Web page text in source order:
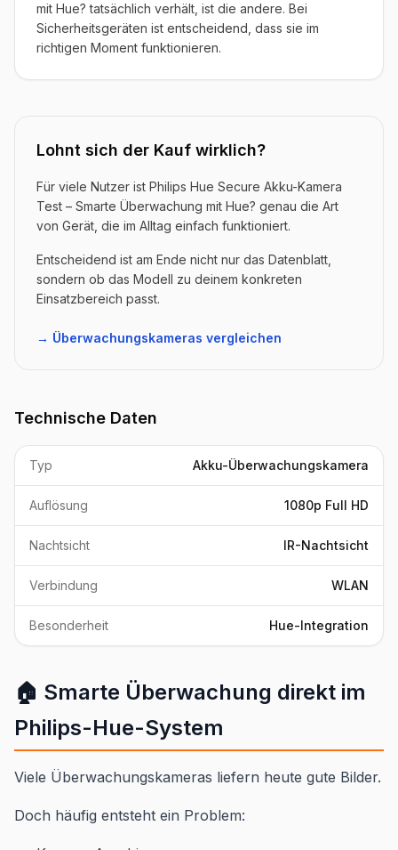
mit Hue? tatsächlich verhält, ist die andere. Bei
Sicherheitsgeräten ist entscheidend, dass sie im
richtigen Moment funktionieren.
Lohnt sich der Kauf wirklich?
Für viele Nutzer ist Philips Hue Secure Akku-Kamera
Test – Smarte Überwachung mit Hue? genau die Art
von Gerät, die im Alltag einfach funktioniert.
Entscheidend ist am Ende nicht nur das Datenblatt,
sondern ob das Modell zu deinem konkreten
Einsatzbereich passt.
→ Überwachungskameras vergleichen
Technische Daten
Typ Akku-Überwachungskamera
Auflösung 1080p Full HD
Nachtsicht IR-Nachtsicht
Verbindung WLAN
Besonderheit Hue-Integration
🏠 Smarte Überwachung direkt im
Philips-Hue-System
Viele Überwachungskameras liefern heute gute Bilder.
Doch häufig entsteht ein Problem: